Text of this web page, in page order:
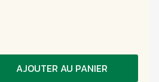
AJOUTER AU PANIER